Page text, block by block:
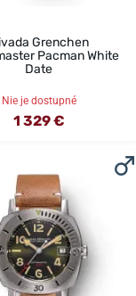
Grenchen
Pacman White
Date
Nie je dostupné
1 329 €